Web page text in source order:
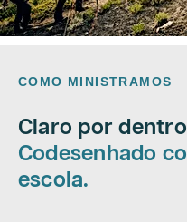
COMO MINISTRAMOS
Claro por
Codesenhado
escola.